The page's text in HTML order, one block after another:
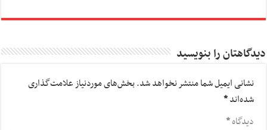
دیدگاهتان را بنویسید
نشانی ایمیل شما منتشر نخواهد شد.بخش‌های موردنیاز علامت‌گذاری
شده‌اند*
دیدگاه*